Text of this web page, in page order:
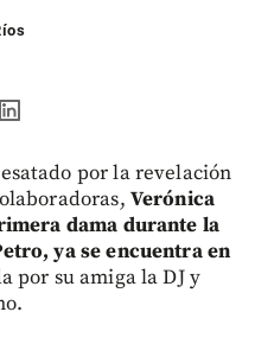
por la revelación
Verónica
dama durante la
ya se encuentra en
por su amiga la DJ y